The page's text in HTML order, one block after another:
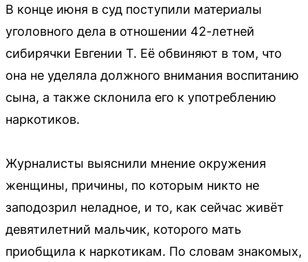
В конце июня в суд поступили материалы
уголовного дела в отношении 42-летней
сибирячки Евгении Т. Её обвиняют в том, что
она не уделяла должного внимания воспитанию
сына, а также склонила его к употреблению
наркотиков.
Журналисты выяснили мнение окружения
женщины, причины, по которым никто не
заподозрил неладное, и то, как сейчас живёт
девятилетний мальчик, которого мать
приобщила к наркотикам. По словам знакомых,